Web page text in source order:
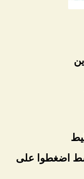
اضغطوا على